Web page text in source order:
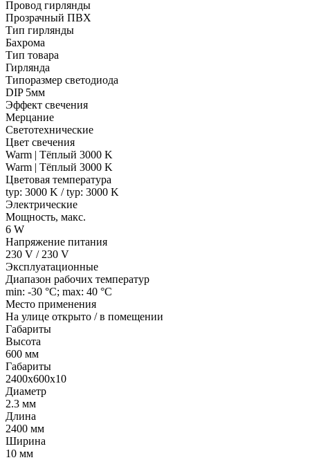
Провод гирлянды
Прозрачный ПВХ
Тип гирлянды
Бахрома
Тип товара
Гирлянда
Типоразмер светодиода
DIP 5мм
Эффект свечения
Мерцание
Светотехнические
Цвет свечения
Warm | Тёплый 3000 K
Warm | Тёплый 3000 K
Цветовая температура
typ: 3000 K / typ: 3000 K
Электрические
Мощность, макс.
6 W
Напряжение питания
230 V / 230 V
Эксплуатационные
Диапазон рабочих температур
min: -30 °C; max: 40 °C
Место применения
На улице открыто / в помещении
Габариты
Высота
600 мм
Габариты
2400x600x10
Диаметр
2.3 мм
Длина
2400 мм
Ширина
10 мм